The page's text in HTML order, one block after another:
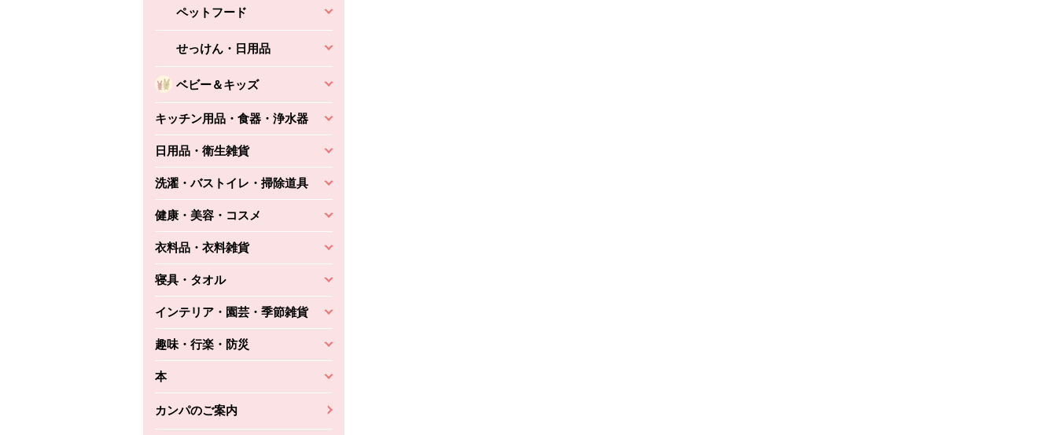
ペットフード
せっけん・日用品
ベビー＆キッズ
キッチン用品・食器・浄水器
日用品・衛生雑貨
洗濯・バストイレ・掃除道具
健康・美容・コスメ
衣料品・衣料雑貨
寝具・タオル
インテリア・園芸・季節雑貨
趣味・行楽・防災
本
カンパのご案内